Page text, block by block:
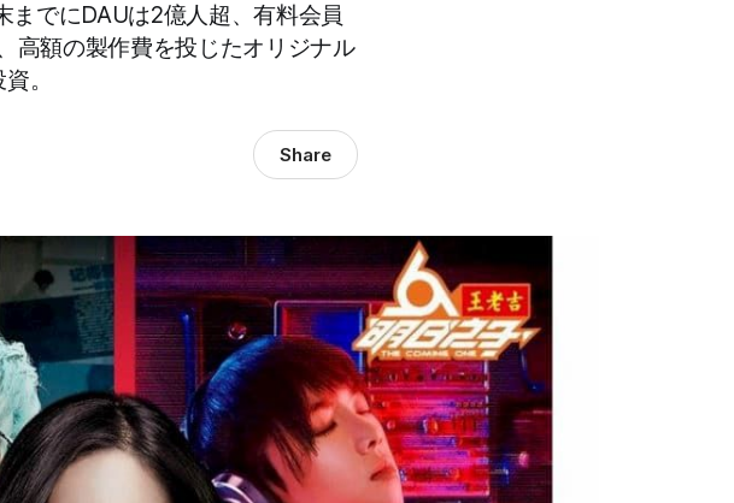
でにDAUは2億人超、有料会員
高額の製作費を投じたオリジナル
。
Share